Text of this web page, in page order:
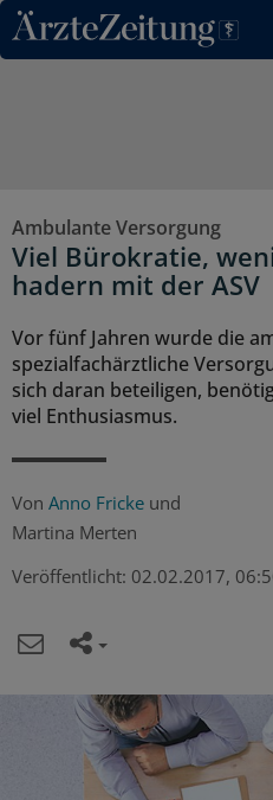
Direkt zum Inhaltsbereich
Ambulante Versorgung
Viel Bürokratie,
hadern mit der ASV
Vor fünf Jahren wurde die
spezialfachärztliche
sich daran beteiligen,
viel Enthusiasmus.
Von Anno Fricke und
Martina Merten
Veröffentlicht: 02.02.2017,